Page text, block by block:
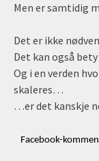
Men er samtidig
Det er ikke
Det kan også
Og i en verden
skaleres…
…er det kanskje
Facebook-